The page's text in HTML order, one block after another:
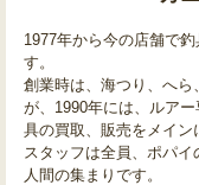
1977年から今の店舗で
す。
創業時は、海つり、へ
が、1990年には、ルア
具の買取、販売をメイン
スタッフは全員、ポパ
人間の集まりです。